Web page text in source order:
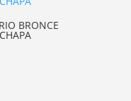
BRONCE